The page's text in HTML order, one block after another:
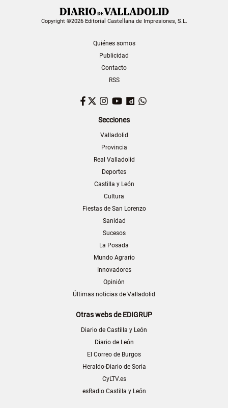
Copyright ©2026 Editorial Castellana de Impresiones, S.L.
Quiénes somos
Publicidad
Contacto
RSS
Facebook
TwitterInstagram
YouTubeDailymotion
Secciones
Valladolid
Provincia
Real Valladolid
Deportes
Castilla y León
Cultura
Fiestas de San Lorenzo
Sanidad
Sucesos
La Posada
Mundo Agrario
Innovadores
Opinión
Últimas noticias de Valladolid
Otras webs de EDIGRUP
Diario de Castilla y León
Diario de León
El Correo de Burgos
Heraldo-Diario de Soria
CyLTV.es
esRadio Castilla y León